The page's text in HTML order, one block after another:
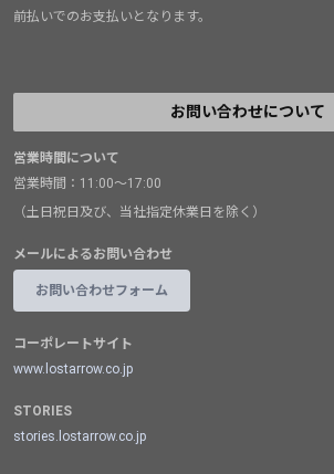
前払いでのお支払いとなります。
お問い合わせについて
営業時間について
営業時間：11:00～17:00
（土日祝日及び、当社指定休業日を除く）
メールによるお問い合わせ
お問い合わせフォーム
コーポレートサイト
www.lostarrow.co.jp
STORIES
stories.lostarrow.co.jp